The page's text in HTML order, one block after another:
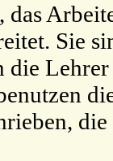
das
Sie
die